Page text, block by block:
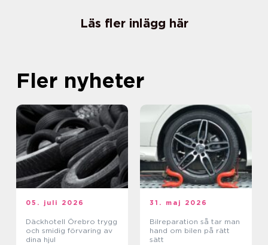
Läs fler inlägg här
Fler nyheter
05. juli 2026
Däckhotell Örebro trygg
och smidig förvaring av
dina hjul
31. maj 2026
Bilreparation så tar man
hand om bilen på rätt
sätt